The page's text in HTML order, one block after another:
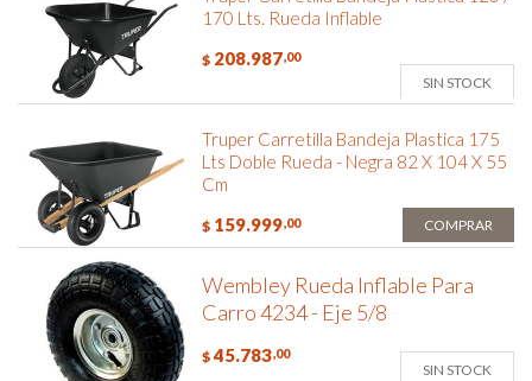
170 Lts. Rueda Inflable
$ 208.987,00
SIN STOCK
Truper Carretilla Bandeja Plastica 175
Lts Doble Rueda - Negra 82 X 104 X 55
Cm
$ 159.999,00 COMPRAR
Wembley Rueda Inflable Para
Carro 4234 - Eje 5/8
$ 45.783,00
SIN STOCK